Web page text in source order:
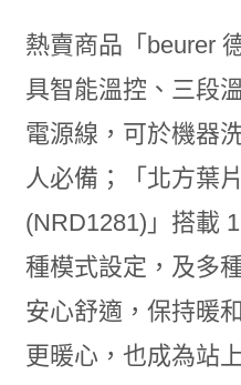
熱賣商品「beurer
具智能溫控、三段
電源線，可於機器
人必備；「北方葉
(NRD1281)」搭載
種模式設定，及多
安心舒適，保持暖
更暖心，也成為站